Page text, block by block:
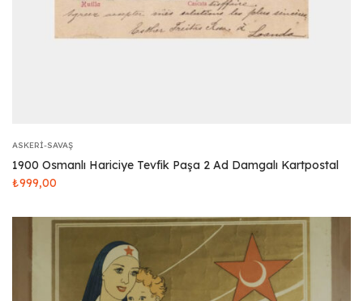
ASKERI-SAVAŞ
1900 Osmanlı Hariciye Tevfik Paşa 2 Ad Damgalı Kartpostal
₺999,00